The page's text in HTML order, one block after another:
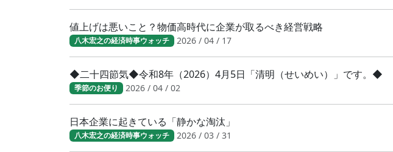
値上げは悪いこと？物価高時代に企業が取るべき経営戦略
八木宏之の経済時事ウォッチ 2026 / 04 / 17
◆二十四節気◆令和8年（2026）4月5日「清明（せいめい）」です。◆
季節のお便り 2026 / 04 / 02
日本企業に起きている「静かな淘汰」
八木宏之の経済時事ウォッチ 2026 / 03 / 31